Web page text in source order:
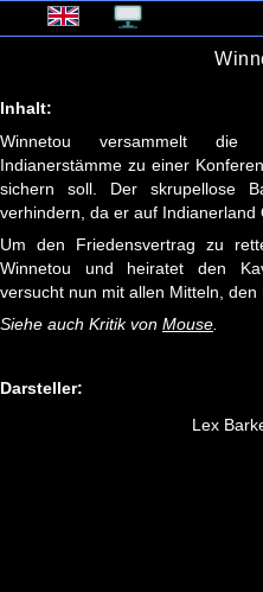
Inhalt:
Winnetou versammelt die
Indianerstämme zu einer
sichern soll. Der skrupellose
verhindern, da er auf Indianerland
Um den Friedensvertrag zu
Winnetou und heiratet den
versucht nun mit allen Mitteln, den
Siehe auch Kritik von Mouse
Darsteller:
Lex